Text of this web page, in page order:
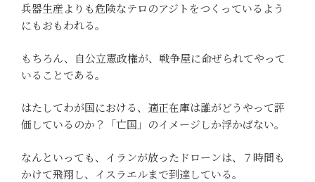
兵器生産よりも危険なテロのアジトをつくっているよう
にもおもわれる。
もちろん、自公立憲政権が、戦争屋に命ぜられてやって
いることである。
はたしてわが国における、適正在庫は誰がどうやって評
価しているのか？「亡国」のイメージしか浮かばない。
なんといっても、イランが放ったドローンは、７時間も
かけて飛翔し、イスラエルまで到達している。